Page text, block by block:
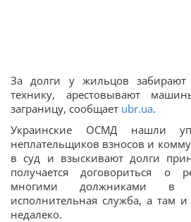
За долги у жильцов
технику, арестовывают
заграницу, сообщает ubr.ua.
Украинские ОСМД нашли
неплательщиков взносов и
в суд и взыскивают долги
получается договориться о
многими должниками в
исполнительная служба, а там
недалеко.